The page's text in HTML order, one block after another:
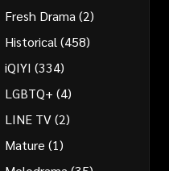
Fresh Drama(2)
Historical(458)
iQIYI (334)
LGBTQ+ (4)
LINE TV(2)
Mature (1)